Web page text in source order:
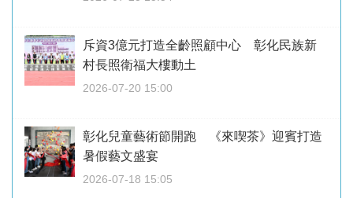
斥資3億元打造全齡照顧中心 彰化民族新
村長照衛福大樓動土
2026-07-20 15:00
彰化兒童藝術節開跑 《來喫茶》迎賓打造
暑假藝文盛宴
2026-07-18 15:05